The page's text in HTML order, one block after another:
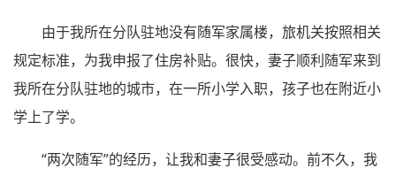
由于我所在分队驻地没有随军家属楼，旅机关按照相关
规定标准，为我申报了住房补贴。很快，妻子顺利随军来到
我所在分队驻地的城市，在一所小学入职，孩子也在附近小
学上了学。
“两次随军”的经历，让我和妻子很受感动。前不久，我